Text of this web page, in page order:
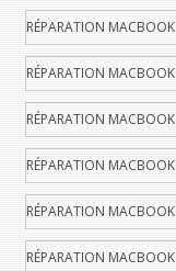
RÉPARATION
RÉPARATION
RÉPARATION
RÉPARATION
RÉPARATION
RÉPARATION